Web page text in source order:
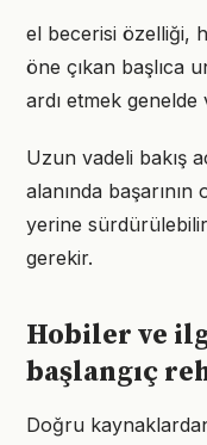
el becerisi özelliği,
öne çıkan başlıca
ardı etmek
Uzun vadeli bakış
alanında
yerine
gerekir.
Hobiler ve
başlangıç
Doğru